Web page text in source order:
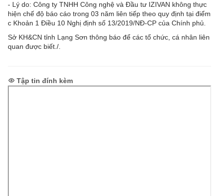
- Lý do: Công ty TNHH Công nghệ và Đầu tư IZIVAN không thực
hiện chế độ báo cáo trong 03 năm liên tiếp theo quy định tại điểm
c Khoản 1 Điều 10 Nghị định số 13/2019/NĐ-CP của Chính phủ.
Sở KH&CN tỉnh Lạng Sơn thông báo để các tổ chức, cá nhân liên
quan được biết./.
Tập tin đính kèm